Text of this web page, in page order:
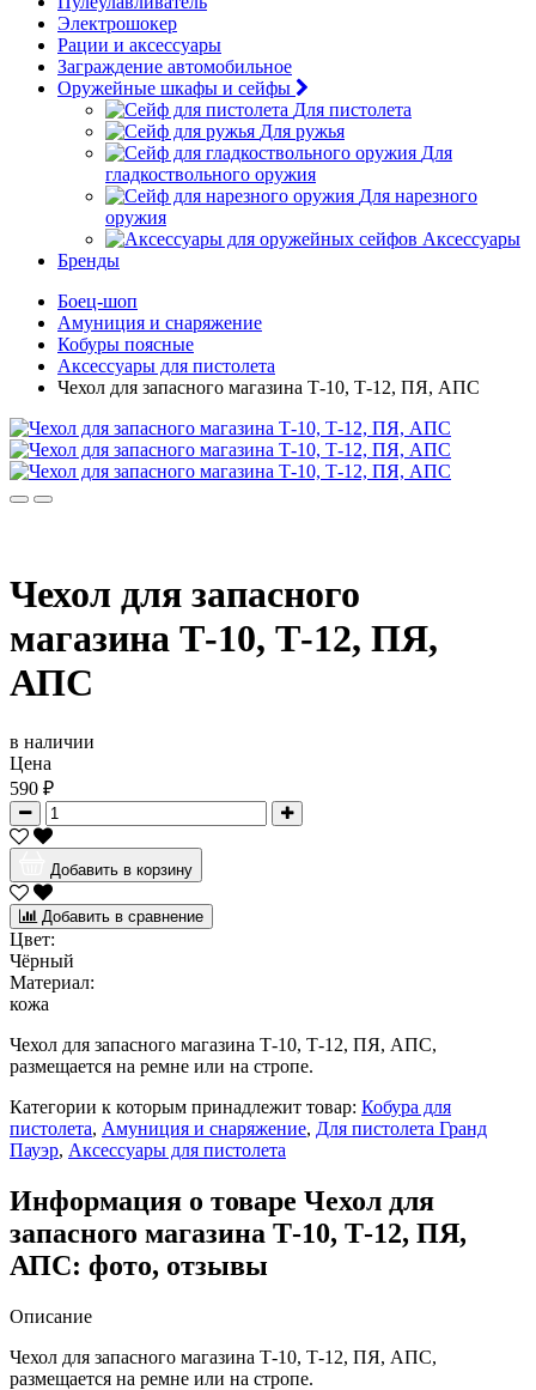
Электрошокер
Рации и аксессуары
Заграждение автомобильное
Оружейные шкафы и сейфы
Для пистолета
Для ружья
Для
гладкоствольного оружия
Для нарезного
оружия
Аксессуары
Бренды
Боец-шоп
Амуниция и снаряжение
Кобуры поясные
Аксессуары для пистолета
Чехол для запасного магазина Т-10, Т-12, ПЯ, АПС
Чехол для запасного
магазина Т-10, Т-12, ПЯ,
АПС
в наличии
Цена
590 ₽
Добавить в корзину
Добавить в сравнение
Цвет:
Чёрный
Материал:
кожа
Чехол для запасного магазина Т-10, Т-12, ПЯ, АПС,
размещается на ремне или на стропе.
Категории к которым принадлежит товар: Кобура для
пистолета, Амуниция и снаряжение, Для пистолета Гранд
Пауэр, Аксессуары для пистолета
Информация о товаре Чехол для
запасного магазина Т-10, Т-12, ПЯ,
АПС: фото, отзывы
Описание
Чехол для запасного магазина Т-10, Т-12, ПЯ, АПС,
размещается на ремне или на стропе.